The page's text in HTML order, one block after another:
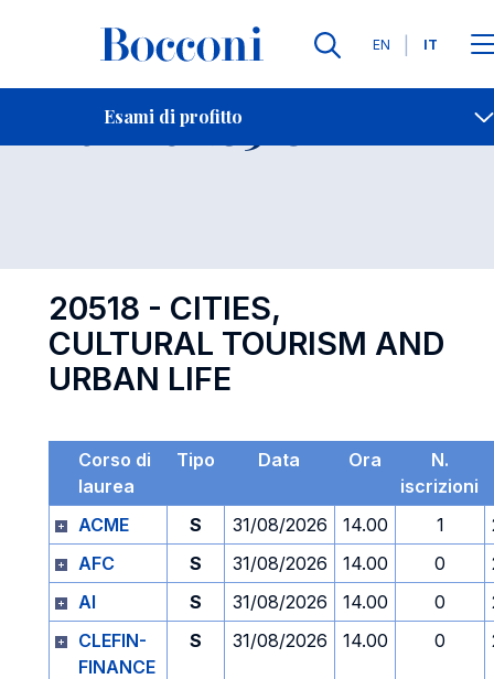
Lingue
EN IT
Esami di profitto
Contatti
Esame 20518 Open
20518 - CITIES,
CULTURAL TOURISM AND
URBAN LIFE
Corso di
laurea
Tipo Data Ora
N.
iscrizioni
ACME
S 31/08/2026 14.00 1
AFC
S 31/08/2026 14.00 0
AI
S 31/08/2026 14.00 0
CLEFIN-
FINANCE
S 31/08/2026 14.00 0